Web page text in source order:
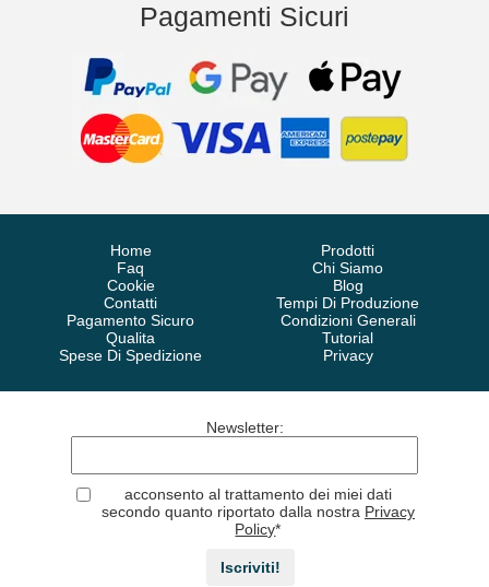
Pagamenti Sicuri
Home
Prodotti
Faq
Chi Siamo
Cookie
Blog
Contatti
Tempi Di Produzione
Pagamento Sicuro
Condizioni Generali
Qualita
Tutorial
Spese Di Spedizione
Privacy
Newsletter:
acconsento al trattamento dei miei dati
secondo quanto riportato dalla nostra Privacy
Policy*
Iscriviti!